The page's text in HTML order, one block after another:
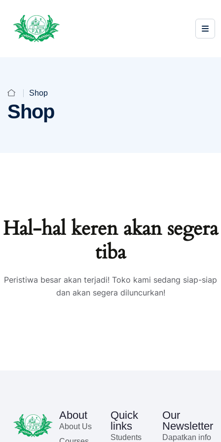
Shop
Shop
Hal-hal keren akan segera
tiba
Peristiwa besar akan terjadi! Toko kami sedang siap-siap
dan akan segera diluncurkan!
About
About Us
Quick
links
Students
Our
Newsletter
Dapatkan info